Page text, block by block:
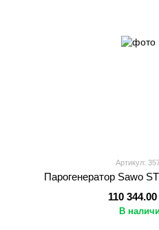
Артикул:
Парогенератор Sawo
110 344.00
В